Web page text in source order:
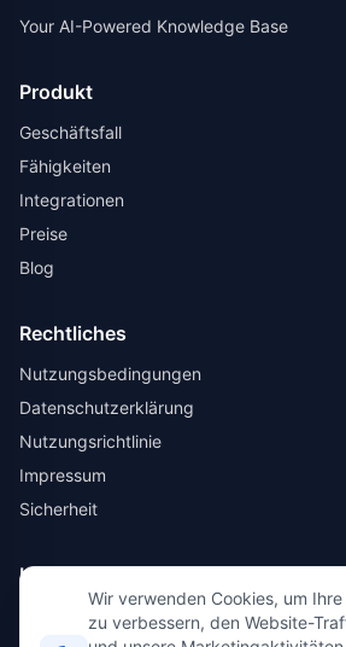
Your AI-Powered Knowledge Base
Produkt
Geschäftsfall
Fähigkeiten
Integrationen
Preise
Blog
Rechtliches
Nutzungsbedingungen
Datenschutzerklärung
Nutzungsrichtlinie
Impressum
Sicherheit
Kontakt
Über uns
Wir verwenden Cookies, um
zu verbessern, den Website-